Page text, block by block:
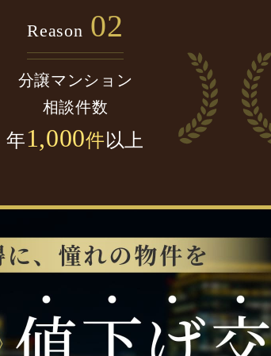
Reason 02
分譲マンション
相談件数
年1,000件以上